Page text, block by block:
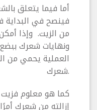
أما فيما يتعلق
فينصح في
من الزيت. وإذا
ونهايات شعرك
العملية يحمي
شعرك.
إزالته من شعرك